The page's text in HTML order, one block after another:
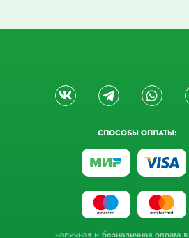
СПОСОБЫ ОПЛАТЫ:
наличная и безналичная оплата в